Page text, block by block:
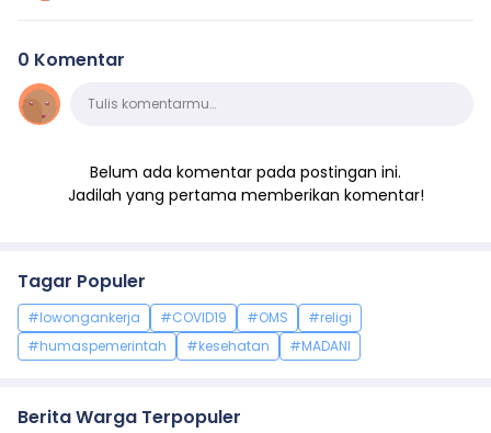
0 Komentar
KomentarTulis komentarmu…
Belum ada komentar pada postingan ini.
Jadilah yang pertama memberikan komentar!
Tagar Populer
#lowongankerja #COVID19 #OMS
#religi
#humaspemerintah
#kesehatan #MADANI
Berita Warga Terpopuler